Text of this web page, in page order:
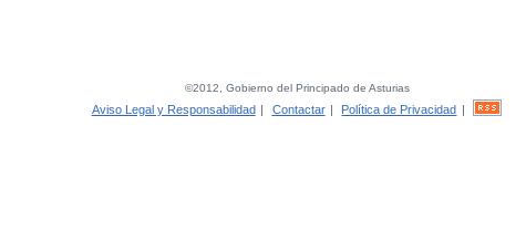
©2012, Gobierno del Principado de Asturias
Aviso Legal y Responsabilidad | Contactar | Política de Privacidad |